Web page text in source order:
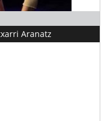
Aranatz